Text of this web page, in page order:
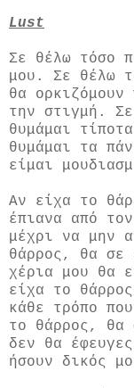
Lust
Σε θέλω τόσο
μου. Σε θέλω
θα
την στιγμή.
θυμάμαι
θυμάμαι τα
είμαι
Αν είχα το
έπιανα από
μέχρι να μην
θάρρος, θα σε
χέρια μου θα
είχα το
κάθε τρόπο
το θάρρος, θα
δεν θα
ήσουν δικός